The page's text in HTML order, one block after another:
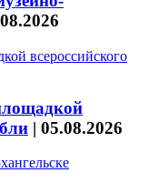
| 05.08.2026